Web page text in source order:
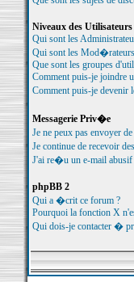
Niveaux des
Qui sont les
Qui sont les
Que sont les groupes
Comment puis-je joindre
Comment puis-je devenir
Messagerie Priv�e
Je ne peux pas envoyer
Je continue de recevoir
J'ai re�u un e-mail abusif
phpBB 2
Qui a �crit ce forum ?
Pourquoi la fonction X
Qui dois-je contacter �